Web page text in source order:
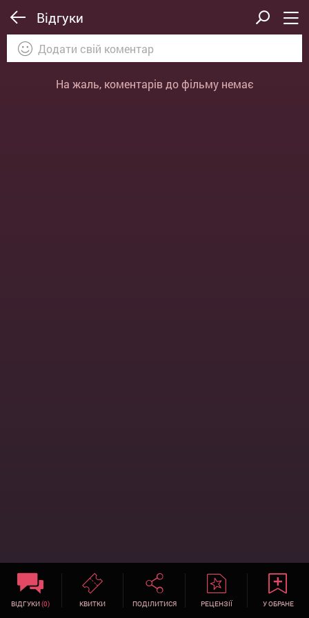
Відгуки
На жаль, коментарів до фільму немає
ВІДГУКИ(0) КВИТКИ ПОДІЛИТИСЯ РЕЦЕНЗІЇ У ОБРАНЕ